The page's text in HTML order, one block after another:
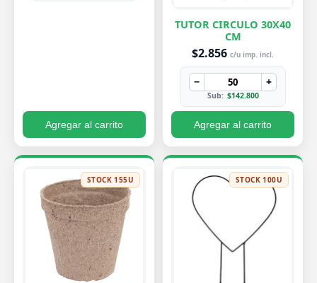
Agregar al carrito
TUTOR CIRCULO 30X40
CM
$2.856 c/u imp. incl.
− +
Sub: $142.800
Agregar al carrito
STOCK 155U STOCK 100U